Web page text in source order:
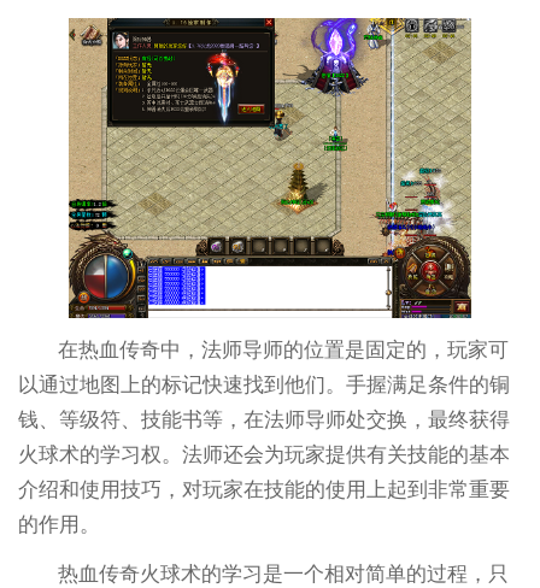
在热血传奇中，法师导师的位置是固定的，玩家可
以通过地图上的标记快速找到他们。手握满足条件的铜
钱、等级符、技能书等，在法师导师处交换，最终获得
火球术的学习权。法师还会为玩家提供有关技能的基本
介绍和使用技巧，对玩家在技能的使用上起到非常重要
的作用。
热血传奇火球术的学习是一个相对简单的过程，只